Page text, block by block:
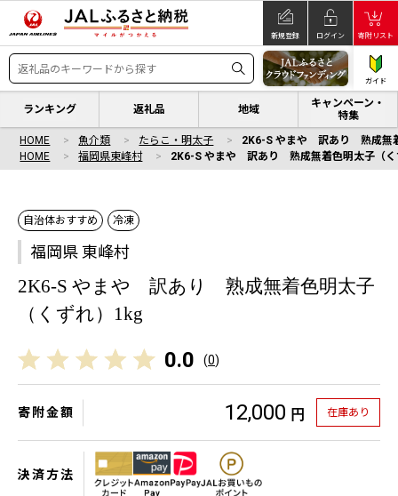
新規登録 ログイン 寄附リスト
ガイド
ランキング 返礼品 地域
キャンペーン・
特集
HOME 魚介類 たらこ・明太子
2K6-S やまや 訳あり 熟成無
HOME
福岡県東峰村 2K6-S やまや 訳あり 熟成無着色明太子（く
自治体おすすめ 冷凍
福岡県 東峰村
2K6-S やまや 訳あり 熟成無着色明太子
（くずれ）1kg
0.0 (0)
寄附金額 12,000 円 在庫あり
決済方法